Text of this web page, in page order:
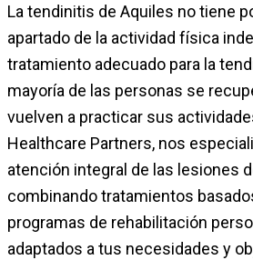
La tendinitis de Aquiles no tiene
apartado de la actividad física
tratamiento adecuado para la
mayoría de las personas se
vuelven a practicar sus
Healthcare Partners, nos
atención integral de las lesiones
combinando tratamientos
programas de rehabilitación
adaptados a tus necesidades y